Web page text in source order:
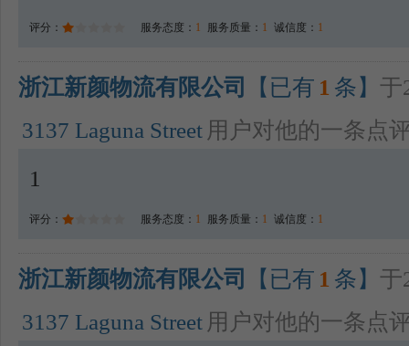
评分： 服务态度： 1 服务质量： 1 诚信度： 1
浙江新颜物流有限公司 【已有 1 条】 于
3137 Laguna Street 用户对他的一条点
1
评分： 服务态度： 1 服务质量： 1 诚信度： 1
浙江新颜物流有限公司 【已有 1 条】 于
3137 Laguna Street 用户对他的一条点